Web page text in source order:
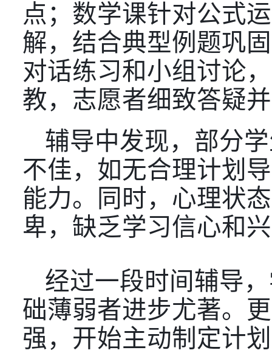
点；数学课针对公式
解，结合典型例题巩
对话练习和小组讨论
教，志愿者细致答疑
辅导中发现，部分
不佳，如无合理计划
能力。同时，心理状
卑，缺乏学习信心和
经过一段时间辅导
础薄弱者进步尤著。
强，开始主动制定计